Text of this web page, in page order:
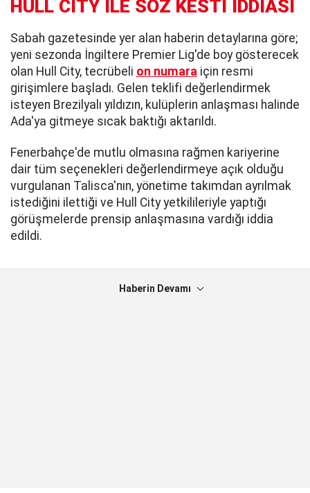
HULL CITY İLE SÖZ KESTİ İDDİASI
Sabah gazetesinde yer alan haberin detaylarına göre;
yeni sezonda İngiltere Premier Lig'de boy gösterecek
olan Hull City, tecrübeli on numara için resmi
girişimlere başladı. Gelen teklifi değerlendirmek
isteyen Brezilyalı yıldızın, kulüplerin anlaşması halinde
Ada'ya gitmeye sıcak baktığı aktarıldı.
Fenerbahçe'de mutlu olmasına rağmen kariyerine
dair tüm seçenekleri değerlendirmeye açık olduğu
vurgulanan Talisca'nın, yönetime takımdan ayrılmak
istediğini ilettiği ve Hull City yetkilileriyle yaptığı
görüşmelerde prensip anlaşmasına vardığı iddia
edildi.
Haberin Devamı